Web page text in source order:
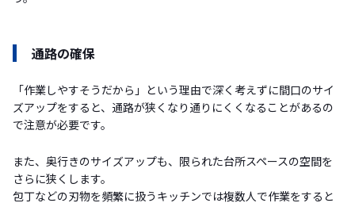
通路の確保
「作業しやすそうだから」という理由で深く考えずに間口のサイ
ズアップをすると、通路が狭くなり通りにくくなることがあるの
で注意が必要です。
また、奥行きのサイズアップも、限られた台所スペースの空間を
さらに狭くします。
包丁などの刃物を頻繁に扱うキッチンでは複数人で作業をすると